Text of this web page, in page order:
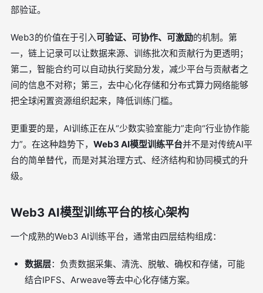
部验证。
Web3的价值在于引入可验证、可协作、可激励的机制。第
一，链上记录可以让数据来源、训练批次和贡献行为更透明；
第二，智能合约可以自动执行奖励分发，减少平台与贡献者之
间的信息不对称；第三，去中心化存储和分布式算力网络能够
把全球闲置资源组织起来，降低训练门槛。
更重要的是，AI训练正在从“少数实验室能力”走向“行业协作能
力”。在这种趋势下， Web3 AI模型训练平台并不是对传统AI平
台的简单替代，而是对其治理方式、经济结构和协同模式的升
级。
Web3 AI模型训练平台的核心架构
一个成熟的Web3 AI训练平台，通常由四层结构组成：
数据层：负责数据采集、清洗、脱敏、确权和存储，可能
结合IPFS、Arweave等去中心化存储方案。